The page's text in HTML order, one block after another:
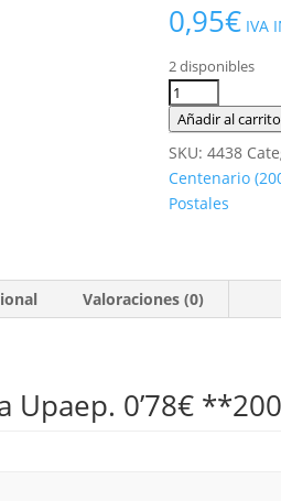
0,95€ IVA
2 disponibles
Edifil
4438.
Añadir al carrito
SKU:4438
Centenario
Postales
Valoraciones (0)
Upaep. 0’78€